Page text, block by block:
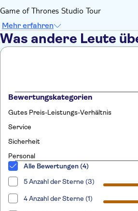
Game of Thrones Studio Tour
Mehr erfahren
Was andere Leute
Bewertungskategorien
Gutes Preis-Leistungs-Verhältnis
Service
Sicherheit
Personal
Alle Bewertungen (4)
5 Anzahl der Sterne (3)
4 Anzahl der Sterne (1)